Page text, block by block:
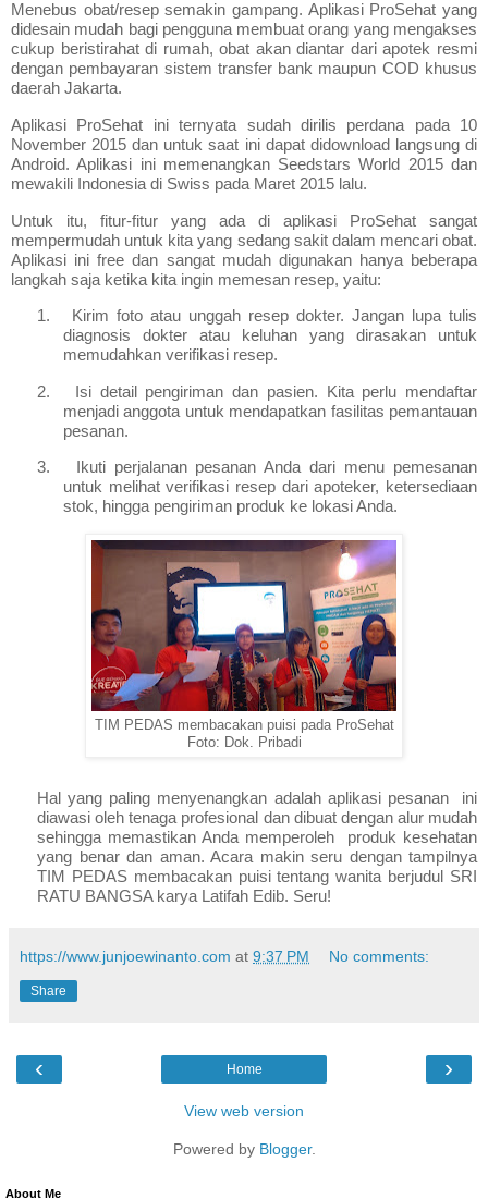
Menebus obat/resep semakin gampang. Aplikasi ProSehat yang
didesain mudah bagi pengguna membuat orang yang mengakses
cukup beristirahat di rumah, obat akan diantar dari apotek resmi
dengan pembayaran sistem transfer bank maupun COD khusus
daerah Jakarta.
Aplikasi ProSehat ini ternyata sudah dirilis perdana pada 10
November 2015 dan untuk saat ini dapat didownload langsung di
Android. Aplikasi ini memenangkan Seedstars World 2015 dan
mewakili Indonesia di Swiss pada Maret 2015 lalu.
Untuk itu, fitur-fitur yang ada di aplikasi ProSehat sangat
mempermudah untuk kita yang sedang sakit dalam mencari obat.
Aplikasi ini free dan sangat mudah digunakan hanya beberapa
langkah saja ketika kita ingin memesan resep, yaitu:
1.
Kirim foto atau unggah resep dokter. Jangan lupa tulis
diagnosis dokter atau keluhan yang dirasakan untuk
memudahkan verifikasi resep.
2.
Isi detail pengiriman dan pasien. Kita perlu mendaftar
menjadi anggota untuk mendapatkan fasilitas pemantauan
pesanan.
3.
Ikuti perjalanan pesanan Anda dari menu pemesanan
untuk melihat verifikasi resep dari apoteker, ketersediaan
stok, hingga pengiriman produk ke lokasi Anda.
TIM PEDAS membacakan puisi pada ProSehat
Foto: Dok. Pribadi
Hal yang paling menyenangkan adalah aplikasi pesanan ini
diawasi oleh tenaga profesional dan dibuat dengan alur mudah
sehingga memastikan Anda memperoleh produk kesehatan
yang benar dan aman. Acara makin seru dengan tampilnya
TIM PEDAS membacakan puisi tentang wanita berjudul SRI
RATU BANGSA karya Latifah Edib. Seru!
https://www.junjoewinanto.com at 9:37 PM No comments:
Share
‹ ›
Home
View web version
Powered by Blogger.
About Me